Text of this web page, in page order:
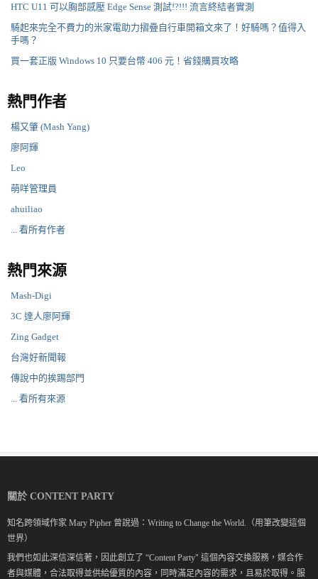
HTC U11 可以胸部感壓 Edge Sense 測試!?!!! 流言終結者實測
騎起來完全不費力的米家電助力摺疊自行車開箱文來了！好騎嗎？值得入
手嗎？
買一套正版 Windows 10 只要台幣 406 元！省錢購買攻略
熱門作者
楊又肇 (Mash Yang)
廖阿輝
Leo
萌咩管理員
ahuiliao
... 看所有作者
熱門來源
Mash-Digi
3C 達人廖阿輝
Zing Gadget
台灣好新聞報
傳說中的挨踢部門
... 看所有來源
關於 CONTENT PARTY
知名跨領域作家 Mary Pipher 曾說過：Writing to Change the World.（用筆改變這個
世界）
我們也如此深信深信著，因此創立了 “Content Party" 這個內容交換服務，媒合作
者與媒體，合法取得並供給優質的內容，同時滿足內容的需求，且易於取得。服